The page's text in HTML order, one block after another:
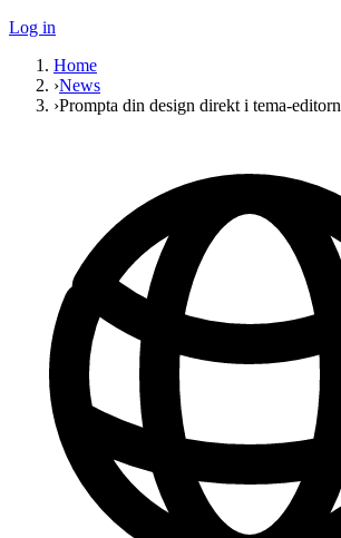
Log in
Home
›News
›Prompta din design direkt i tema-editorn